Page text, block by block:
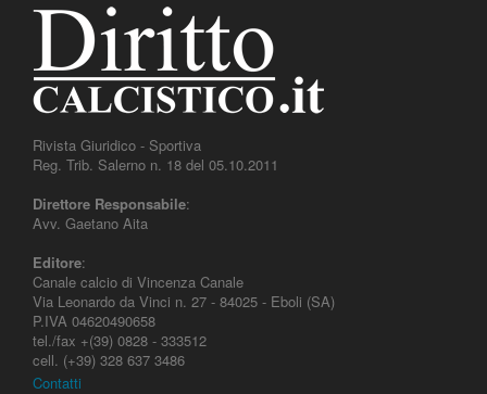
Rivista Giuridico - Sportiva
Reg. Trib. Salerno n. 18 del 05.10.2011
Direttore Responsabile:
Avv. Gaetano Aita
Editore:
Canale calcio di Vincenza Canale
Via Leonardo da Vinci n. 27 - 84025 - Eboli (SA)
P.IVA 04620490658
tel./fax +(39) 0828 - 333512
cell. (+39) 328 637 3486
Contatti